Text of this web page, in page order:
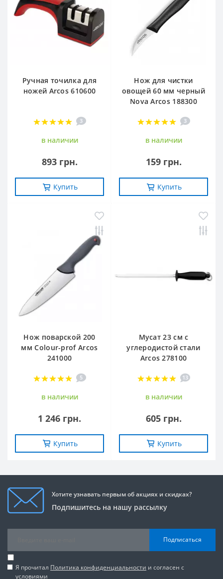
Ручная точилка для
ножей Arcos 610600
3
в наличии
893 грн.
Купить
Нож для чистки
овощей 60 мм черный
Nova Arcos 188300
3
в наличии
159 грн.
Купить
Нож поварской 200
мм Сolour-prof Arcos
241000
5
в наличии
1 246 грн.
Купить
Мусат 23 см с
углеродистой стали
Arcos 278100
13
в наличии
605 грн.
Купить
Хотите узнавать первым об акциях и скидках?
Подпишитесь на нашу рассылку
Подписаться
Я прочитал Политика конфиденциальности и согласен с
условиями